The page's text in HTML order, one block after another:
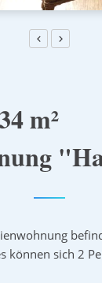
m²
können sich 2